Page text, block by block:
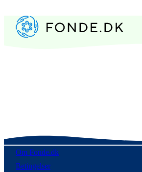
Om Fonde.dk
Betingelser